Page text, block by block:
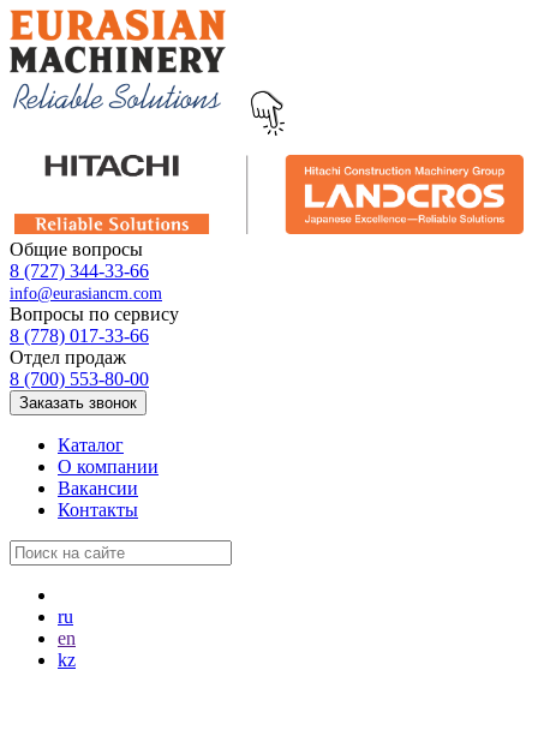
Общие вопросы
8 (727) 344-33-66
info@eurasiancm.com
Вопросы по сервису
8 (778) 017-33-66
Отдел продаж
8 (700) 553-80-00
Заказать звонок
Каталог
О компании
Вакансии
Контакты
ru
en
kz